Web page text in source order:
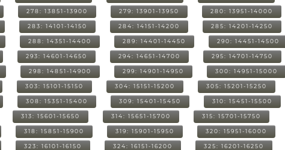
278: 13851-13900 279: 13901-13950 280: 13951-14000
283: 14101-14150 284: 14151-14200 285: 14201-14250
288: 14351-14400 289: 14401-14450 290: 14451-14500
293: 14601-14650 294: 14651-14700 295: 14701-14750
298: 14851-14900 299: 14901-14950 300: 14951-15000
303: 15101-15150 304: 15151-15200 305: 15201-15250
308: 15351-15400 309: 15401-15450 310: 15451-15500
313: 15601-15650 314: 15651-15700 315: 15701-15750
318: 15851-15900 319: 15901-15950 320: 15951-16000
323: 16101-16150 324: 16151-16200 325: 16201-16250